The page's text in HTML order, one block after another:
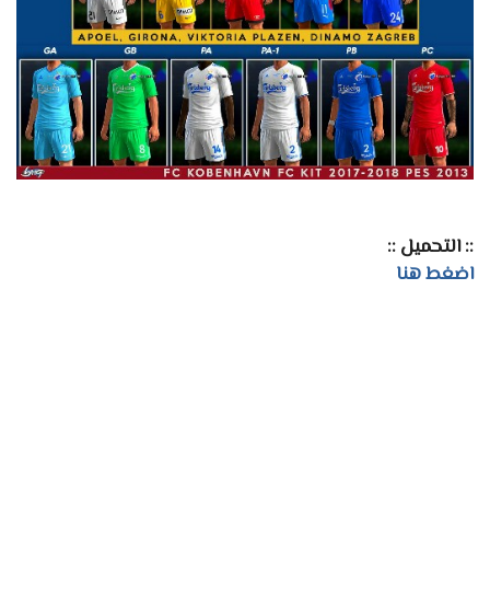
:: التحميل ::
اضغط هنا